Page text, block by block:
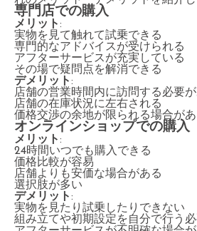
専門店での購入
メリット:
実物を見て触れて試乗できる
専門的なアドバイスが受けられる
アフターサービスが充実している
その場で疑問点を解消できる
デメリット:
店舗の営業時間内に訪問する必要
店舗の在庫状況に左右される
価格交渉の余地が限られる場合があ
オンラインショップでの購入
メリット:
24時間いつでも購入できる
価格比較が容易
店舗よりも安価な場合がある
選択肢が多い
デメリット:
実物を見たり試乗したりできない
組み立てや初期設定を自分で行う